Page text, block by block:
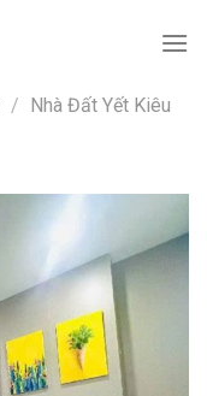
/ Nhà Đất Yết Kiêu